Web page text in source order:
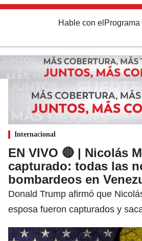
Hable con el Programa
Internacional
EN VIVO 🔴 | Nicolás
capturado: todas las
bombardeos en
Donald Trump afirmó que
esposa fueron capturados y